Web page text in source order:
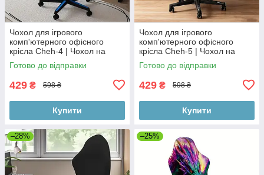
Чохол для ігрового
комп'ютерного офісного
крісла Cheh-4 | Чохол на
ігрове комп'ютерне офісне
крісло | комплект 2 елементи
Готово до відправки
429 ₴ 598 ₴
Купити
Чохол для ігрового
комп'ютерного офісного
крісла Cheh-5 | Чохол на
ігрове комп'ютерне офісне
крісло | комплект 2 елементи
Готово до відправки
429 ₴ 598 ₴
Купити
–28% –25%